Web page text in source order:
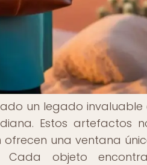
un legado
Estos artefactos
ofrecen una ventana
objeto